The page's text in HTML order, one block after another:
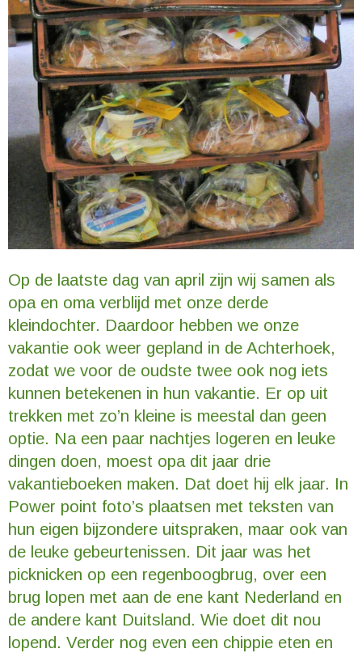
Op de laatste dag van april zijn wij samen als
opa en oma verblijd met onze derde
kleindochter. Daardoor hebben we onze
vakantie ook weer gepland in de Achterhoek,
zodat we voor de oudste twee ook nog iets
kunnen betekenen in hun vakantie. Er op uit
trekken met zo’n kleine is meestal dan geen
optie. Na een paar nachtjes logeren en leuke
dingen doen, moest opa dit jaar drie
vakantieboeken maken. Dat doet hij elk jaar. In
Power point foto’s plaatsen met teksten van
hun eigen bijzondere uitspraken, maar ook van
de leuke gebeurtenissen. Dit jaar was het
picknicken op een regenboogbrug, over een
brug lopen met aan de ene kant Nederland en
de andere kant Duitsland. Wie doet dit nou
lopend. Verder nog even een chippie eten en